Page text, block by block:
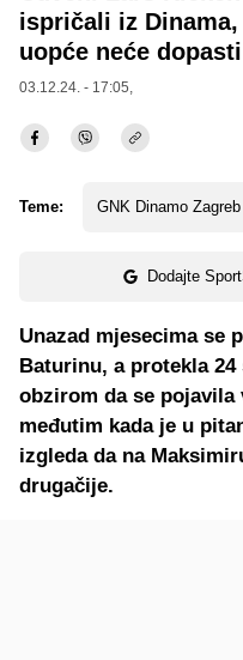
ispričali iz
uopće neće dopasti
03.12.24. - 17:05,
Teme: GNK Dinamo Zagreb
Dodajte
Unazad mjesecima se
Baturinu, a protekla
obzirom da se pojavila
međutim kada je u
izgleda da na
drugačije.